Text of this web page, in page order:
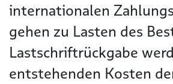
internationalen
gehen zu Lasten des
Lastschriftrückgabe
entstehenden Kosten